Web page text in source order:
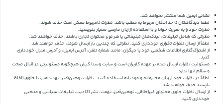
نشانی ایمیل شما منتشر نخواهد شد.
لطفا دیدگاهتان تا حد امکان مربوط به مطلب باشد. نظرات نامربوط ممکن است حذف شوند.
نظرات خود را به صورت خوانا و با استفاده از زبان فارسی معیار بنویسید.
نظراتی که شامل تبلیغات، لینک‌های تبلیغاتی یا هر نوع محتوای تجاری باشند، حذف خواهند شد.
لطفاً از ارسال نظرات تکراری خودداری کنید. نظراتی که چندین بار ارسال شوند، حذف خواهند شد.
از اشتراک‌گذاری اطلاعات شخصی خود یا دیگران، مانند شماره تلفن، آدرس ایمیل، و آدرس منزل خودداری
کنید.
مسئولیت نظرات ارسال شده بر عهده کاربران است و سایت وستا کیش هیچگونه مسئولیتی در قبال صحت
و سقم آنها ندارد.
لطفاً در نظرات خود از زبان محترمانه و مودبانه استفاده کنید. نظرات توهین‌آمیز، تهدیدآمیز، یا حاوی الفاظ
ناپسند حذف خواهند شد.
از ارسال نظرات حاوی محتوای غیراخلاقی، توهین‌آمیز، تهمت، نشر اکاذیب، تبلیغات سیاسی و مذهبی
خودداری کنید.